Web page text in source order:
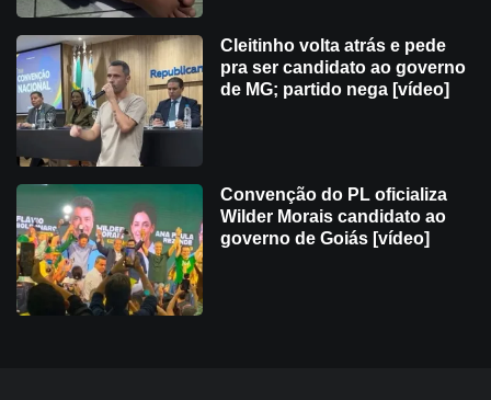
Cleitinho volta atrás e pede
pra ser candidato ao governo
de MG; partido nega [vídeo]
Convenção do PL oficializa
Wilder Morais candidato ao
governo de Goiás [vídeo]